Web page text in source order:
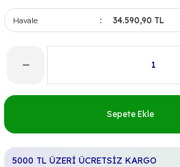
Havale 34.590,90 TL
Sepete Ekle
5000 TL ÜZERİ ÜCRETSİZ KARGO